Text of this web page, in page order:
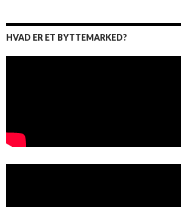
HVAD ER ET BYTTEMARKED?